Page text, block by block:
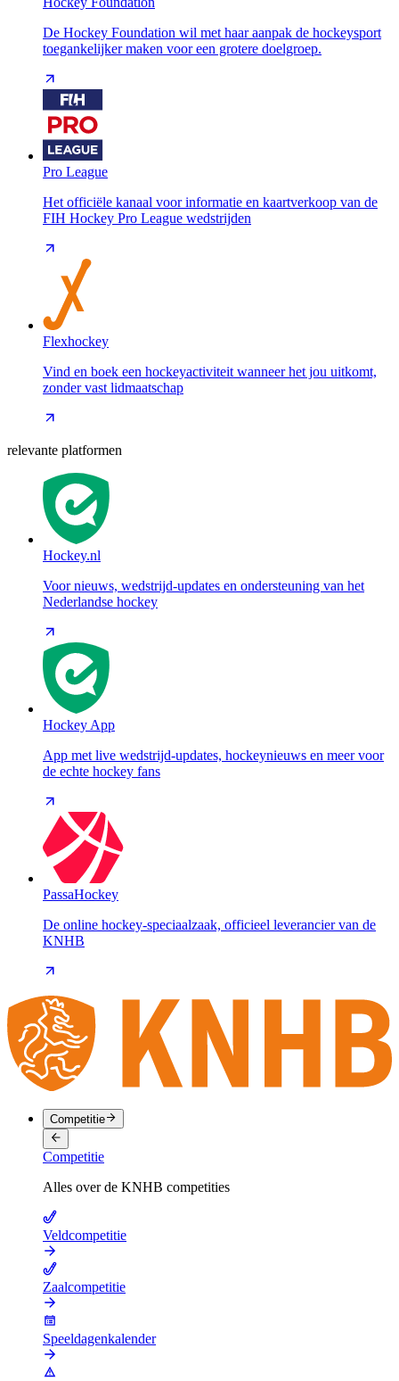
De Hockey Foundation wil met haar aanpak de hockeysport
toegankelijker maken voor een grotere doelgroep.
Pro League
Het officiële kanaal voor informatie en kaartverkoop van de
FIH Hockey Pro League wedstrijden
Flexhockey
Vind en boek een hockeyactiviteit wanneer het jou uitkomt,
zonder vast lidmaatschap
relevante platformen
Hockey.nl
Voor nieuws, wedstrijd-updates en ondersteuning van het
Nederlandse hockey
Hockey App
App met live wedstrijd-updates, hockeynieuws en meer voor
de echte hockey fans
PassaHockey
De online hockey-speciaalzaak, officieel leverancier van de
KNHB
Competitie
Competitie
Alles over de KNHB competities
Veldcompetitie
Zaalcompetitie
Speeldagenkalender